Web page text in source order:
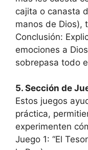
cajita o canasta
manos de Dios),
Conclusión:
emociones a
sobrepasa todo
5. Sección de
Estos juegos
práctica,
experimenten
Juego 1: “El